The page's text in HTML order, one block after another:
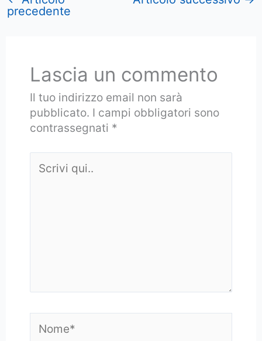
precedente
Lascia un commento
Il tuo indirizzo email non sarà
pubblicato. I campi obbligatori sono
contrassegnati *
qui..